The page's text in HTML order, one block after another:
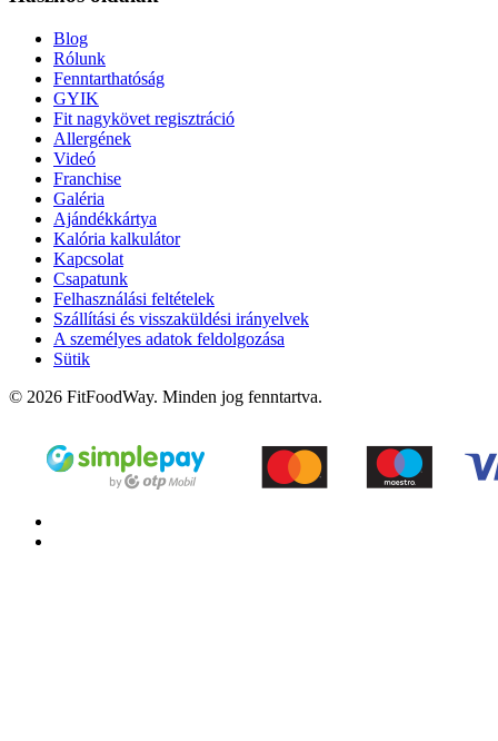
Blog
Rólunk
Fenntarthatóság
GYIK
Fit nagykövet regisztráció
Allergének
Videó
Franchise
Galéria
Ajándékkártya
Kalória kalkulátor
Kapcsolat
Csapatunk
Felhasználási feltételek
Szállítási és visszaküldési irányelvek
A személyes adatok feldolgozása
Sütik
© 2026 FitFoodWay. Minden jog fenntartva.